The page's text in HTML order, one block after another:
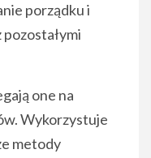
porządku i
one na
Wykorzystuje
metody